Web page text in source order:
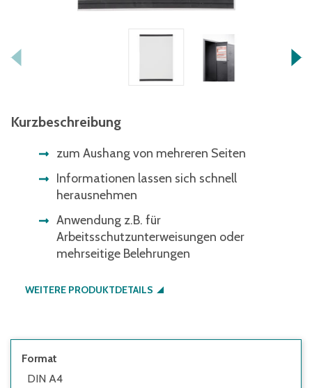
Kurzbeschreibung
zum Aushang von mehreren Seiten
Informationen lassen sich schnell
herausnehmen
Anwendung z.B. für
Arbeitsschutzunterweisungen oder
mehrseitige Belehrungen
WEITERE PRODUKTDETAILS
Format
DIN A4